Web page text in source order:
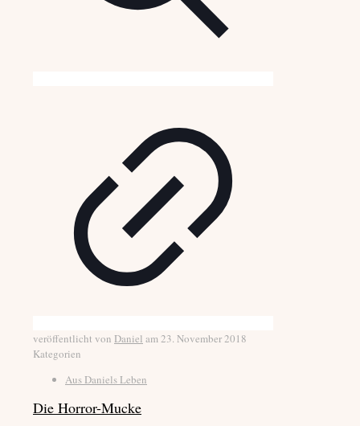
veröffentlicht von Daniel am23. November 2018
Kategorien
Aus Daniels Leben
Die Horror-Mucke